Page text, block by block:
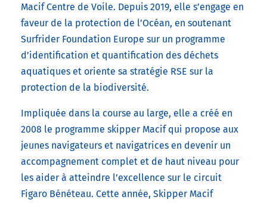
Macif Centre de Voile. Depuis 2019, elle s’engage en
faveur de la protection de l’Océan, en soutenant
Surfrider Foundation Europe sur un programme
d’identification et quantification des déchets
aquatiques et oriente sa stratégie RSE sur la
protection de la biodiversité.
Impliquée dans la course au large, elle a créé en
2008 le programme skipper Macif qui propose aux
jeunes navigateurs et navigatrices en devenir un
accompagnement complet et de haut niveau pour
les aider à atteindre l’excellence sur le circuit
Figaro Bénéteau. Cette année, Skipper Macif